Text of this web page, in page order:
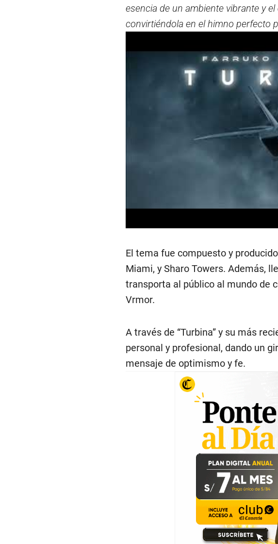
esencia de un ambiente vibrante y
convirtiéndola en el himno perfecto
El tema fue compuesto y
Miami, y Sharo Towers. Además,
transporta al público al mundo de
Vrmor.
A través de “Turbina” y su más
personal y profesional, dando un
mensaje de optimismo y fe.